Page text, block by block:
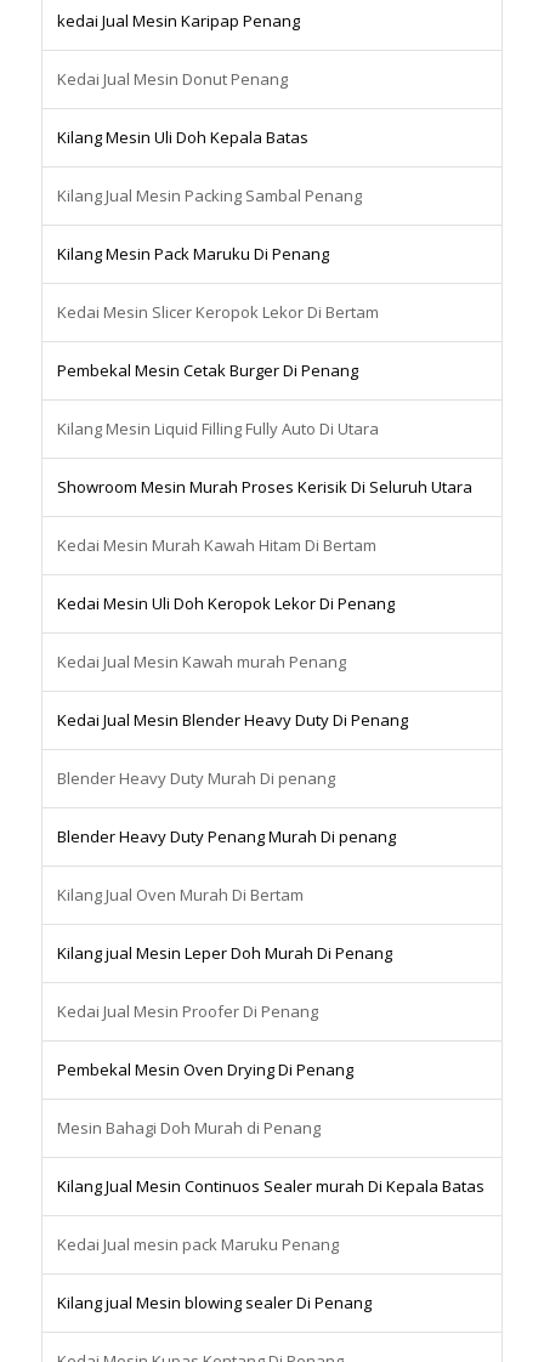
kedai Jual Mesin Karipap Penang
Kedai Jual Mesin Donut Penang
Kilang Mesin Uli Doh Kepala Batas
Kilang Jual Mesin Packing Sambal Penang
Kilang Mesin Pack Maruku Di Penang
Kedai Mesin Slicer Keropok Lekor Di Bertam
Pembekal Mesin Cetak Burger Di Penang
Kilang Mesin Liquid Filling Fully Auto Di Utara
Showroom Mesin Murah Proses Kerisik Di Seluruh Utara
Kedai Mesin Murah Kawah Hitam Di Bertam
Kedai Mesin Uli Doh Keropok Lekor Di Penang
Kedai Jual Mesin Kawah murah Penang
Kedai Jual Mesin Blender Heavy Duty Di Penang
Blender Heavy Duty Murah Di penang
Blender Heavy Duty Penang Murah Di penang
Kilang Jual Oven Murah Di Bertam
Kilang jual Mesin Leper Doh Murah Di Penang
Kedai Jual Mesin Proofer Di Penang
Pembekal Mesin Oven Drying Di Penang
Mesin Bahagi Doh Murah di Penang
Kilang Jual Mesin Continuos Sealer murah Di Kepala Batas
Kedai Jual mesin pack Maruku Penang
Kilang jual Mesin blowing sealer Di Penang